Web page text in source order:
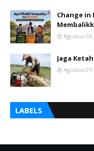
Change in
Agustus
Jaga
Agustus
LABELS